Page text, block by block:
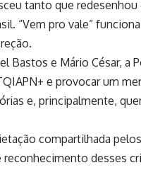
tanto que
“Vem pro vale”
Bastos e Mário César, a
e provocar um
e, principalmente,
compartilhada
desses